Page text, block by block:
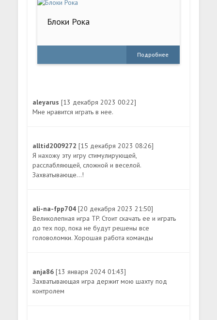
Блоки Рока
Подробнее
aleyarus[13 декабря 2023 00:22]
Мне нравится играть в нее.
alltid2009272[15 декабря 2023 08:26]
Я нахожу эту игру стимулирующей,
расслабляющей, сложной и веселой.
Захватывающе...!
ali-na-fpp704[20 декабря 2023 21:50]
Великолепная игра TP. Стоит скачать ее и играть
до тех пор, пока не будут решены все
головоломки. Хорошая работа команды
anja86[13 января 2024 01:43]
Захватывающая игра держит мою шахту под
контролем